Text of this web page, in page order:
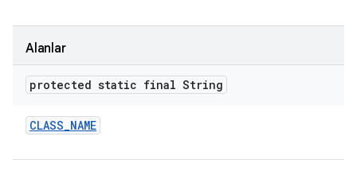
Alanlar
protected static final String
CLASS_NAME